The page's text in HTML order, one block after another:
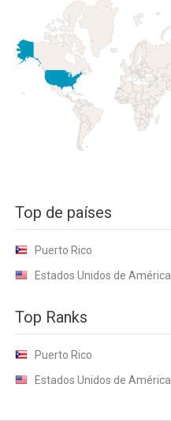
Top de países
Puerto Rico
Estados Unidos de América
Top Ranks
Puerto Rico
Estados Unidos de América